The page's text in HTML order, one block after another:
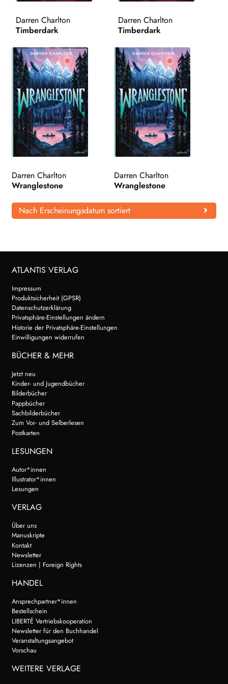
WEITERE VERLAGE
Search:
Darren Charlton
Timberdark
Darren Charlton
Timberdark
Darren Charlton
Wranglestone
Darren Charlton
Wranglestone
Nach Erscheinungsdatum sortiert
ATLANTIS VERLAG
Impressum
Produktsicherheit (GPSR)
Datenschutzerklärung
Privatsphäre-Einstellungen ändern
Historie der Privatsphäre-Einstellungen
Einwilligungen widerrufen
BÜCHER & MEHR
Jetzt neu
Kinder- und Jugendbücher
Bilderbücher
Pappbücher
Sachbilderbücher
Zum Vor- und Selberlesen
Postkarten
LESUNGEN
Autor*innen
Illustrator*innen
Lesungen
VERLAG
Über uns
Manuskripte
Kontakt
Newsletter
Lizenzen | Foreign Rights
HANDEL
Ansprechpartner*innen
Bestellschein
LIBERTÉ Vertriebskooperation
Newsletter für den Buchhandel
Veranstaltungsangebot
Vorschau
WEITERE VERLAGE